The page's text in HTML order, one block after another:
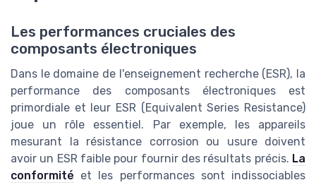
Les performances cruciales des
composants électroniques
Dans le domaine de l'enseignement recherche (ESR), la
performance des composants électroniques est
primordiale et leur ESR (Equivalent Series Resistance)
joue un rôle essentiel. Par exemple, les appareils
mesurant la résistance corrosion ou usure doivent
avoir un ESR faible pour fournir des résultats précis. La
conformité et les performances sont indissociables